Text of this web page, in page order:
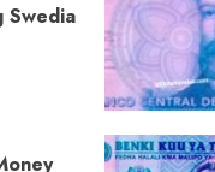
Swedia